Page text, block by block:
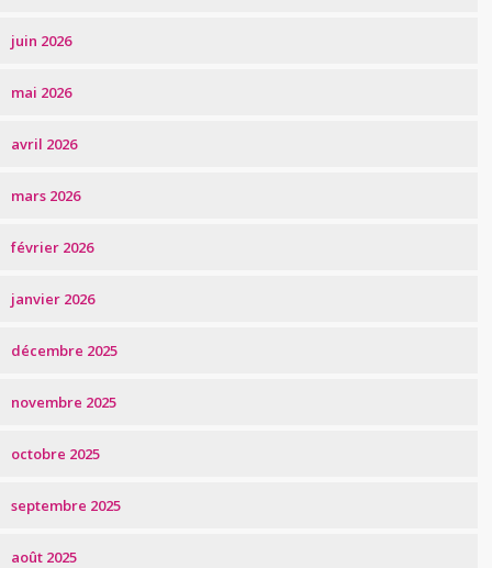
juin 2026
mai 2026
avril 2026
mars 2026
février 2026
janvier 2026
décembre 2025
novembre 2025
octobre 2025
septembre 2025
août 2025